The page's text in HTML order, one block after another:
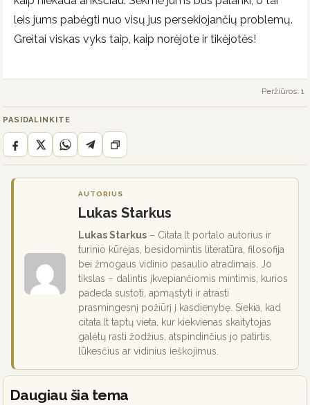
leis jums pabėgti nuo visų jus persekiojančių problemų.
Greitai viskas vyks taip, kaip norėjote ir tikėjotės!
Peržiūros: 1
PASIDALINKITE
AUTORIUS
Lukas Starkus
Lukas Starkus – Citata.lt portalo autorius ir
turinio kūrėjas, besidomintis literatūra, filosofija
bei žmogaus vidinio pasaulio atradimais. Jo
tikslas – dalintis įkvepiančiomis mintimis, kurios
padeda sustoti, apmąstyti ir atrasti
prasmingesnį požiūrį į kasdienybę. Siekia, kad
citata.lt taptų vieta, kur kiekvienas skaitytojas
galėtų rasti žodžius, atspindinčius jo patirtis,
lūkesčius ar vidinius ieškojimus.
Daugiau šia tema